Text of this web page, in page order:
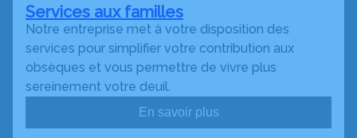
Services aux familles
Notre entreprise met à votre disposition des
services pour simplifier votre contribution aux
obsèques et vous permettre de vivre plus
sereinement votre deuil.
En savoir plus